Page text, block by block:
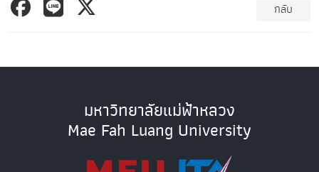
กลับ
มหาวิทยาลัยแม่ฟ้าหลวง
Mae Fah Luang University